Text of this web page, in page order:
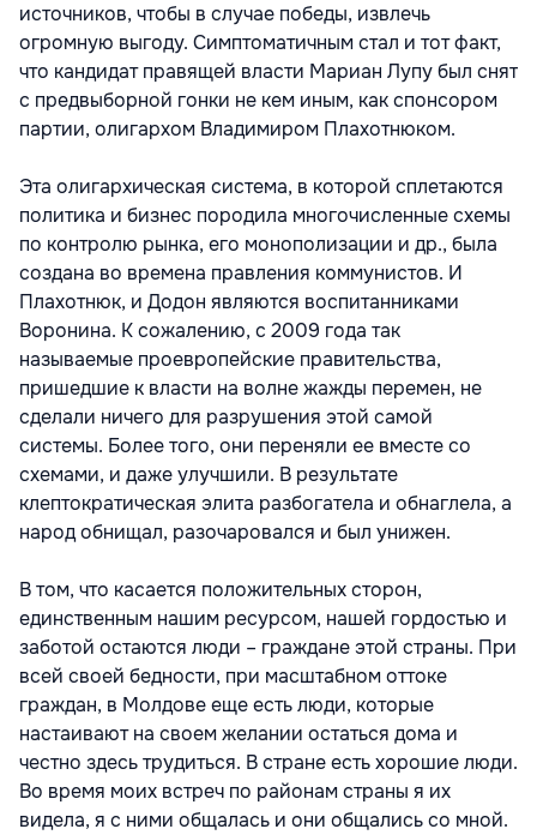
источников, чтобы в случае победы, извлечь
огромную выгоду. Симптоматичным стал и тот факт,
что кандидат правящей власти Мариан Лупу был снят
с предвыборной гонки не кем иным, как спонсором
партии, олигархом Владимиром Плахотнюком.
Эта олигархическая система, в которой сплетаются
политика и бизнес породила многочисленные схемы
по контролю рынка, его монополизации и др., была
создана во времена правления коммунистов. И
Плахотнюк, и Додон являются воспитанниками
Воронина. К сожалению, с 2009 года так
называемые проевропейские правительства,
пришедшие к власти на волне жажды перемен, не
сделали ничего для разрушения этой самой
системы. Более того, они переняли ее вместе со
схемами, и даже улучшили. В результате
клептократическая элита разбогатела и обнаглела, а
народ обнищал, разочаровался и был унижен.
В том, что касается положительных сторон,
единственным нашим ресурсом, нашей гордостью и
заботой остаются люди – граждане этой страны. При
всей своей бедности, при масштабном оттоке
граждан, в Молдове еще есть люди, которые
настаивают на своем желании остаться дома и
честно здесь трудиться. В стране есть хорошие люди.
Во время моих встреч по районам страны я их
видела, я с ними общалась и они общались со мной.